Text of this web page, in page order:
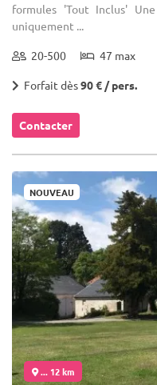
formules 'Tout Inclus'
uniquement ...
20-500 47 max
Forfait dès90 € / pers.
Contacter
NOUVEAU
... 12 km